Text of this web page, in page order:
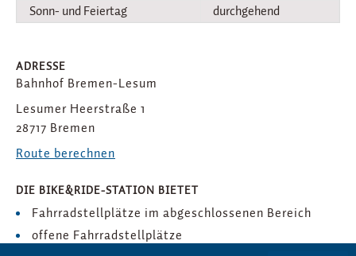
Sonn- und Feiertag
durchgehend
ADRESSE
Bahnhof Bremen-Lesum
Lesumer Heerstraße 1
28717 Bremen
Route berechnen
DIE BIKE&RIDE-STATION BIETET
Fahrradstellplätze im abgeschlossenen Bereich
offene Fahrradstellplätze